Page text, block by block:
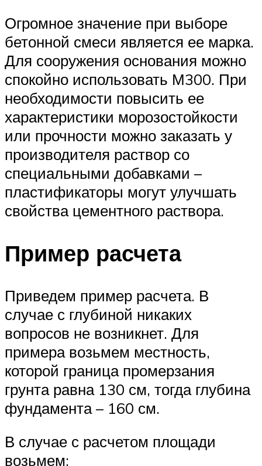
Огромное значение при выборе
бетонной смеси является ее марка.
Для сооружения основания можно
спокойно использовать М300. При
необходимости повысить ее
характеристики морозостойкости
или прочности можно заказать у
производителя раствор со
специальными добавками –
пластификаторы могут улучшать
свойства цементного раствора.
Пример расчета
Приведем пример расчета. В
случае с глубиной никаких
вопросов не возникнет. Для
примера возьмем местность,
которой граница промерзания
грунта равна 130 см, тогда глубина
фундамента – 160 см.
В случае с расчетом площади
возьмем: